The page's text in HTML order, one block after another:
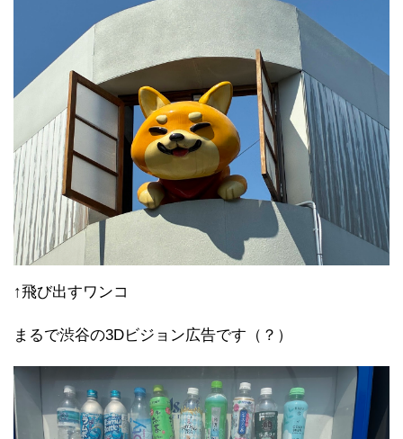
↑飛び出すワンコ
まるで渋谷の3Dビジョン広告です（？）